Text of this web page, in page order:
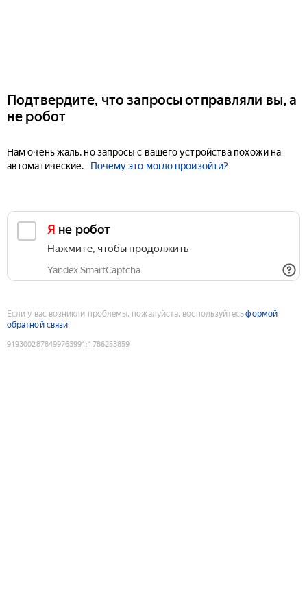
Подтвердите, что запросы отправляли вы, а
не робот
Нам очень жаль, но запросы с вашего устройства похожи на
автоматические.
Почему это могло произойти?
Я не робот
Нажмите, чтобы продолжить
Yandex SmartCaptcha
Если у вас возникли проблемы, пожалуйста, воспользуйтесьформой
обратной связи
9193002878499763991 :1786253859